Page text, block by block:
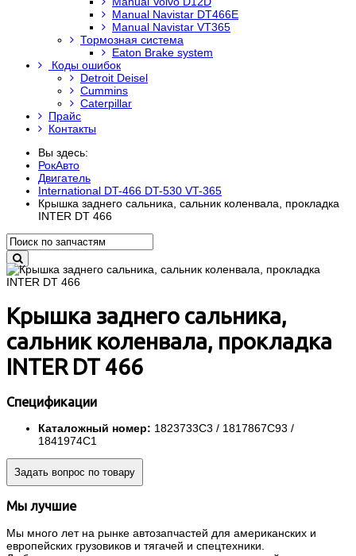
Manual Navistar DT466E
Manual Navistar VT365
Тормозная система
Eaton Brake system
Коды ошибок
Detroit Deisel
Cummins
Caterpillar
Прайс
Контакты
Вы здесь:
РокАвто
Двигатель
International DT-466 DT-530 VT-365
Крышка заднего сальника, сальник коленвала, прокладка
INTER DT 466
Крышка заднего сальника,
сальник коленвала, прокладка
INTER DT 466
Спецификации
Каталожный номер: 1823733C3 / 1817867C93 /
1841974C1
Задать вопрос по товару
Мы лучшие
Мы много лет на рынке автозапчастей для американских и
европейских грузовиков и тягачей и спецтехники.